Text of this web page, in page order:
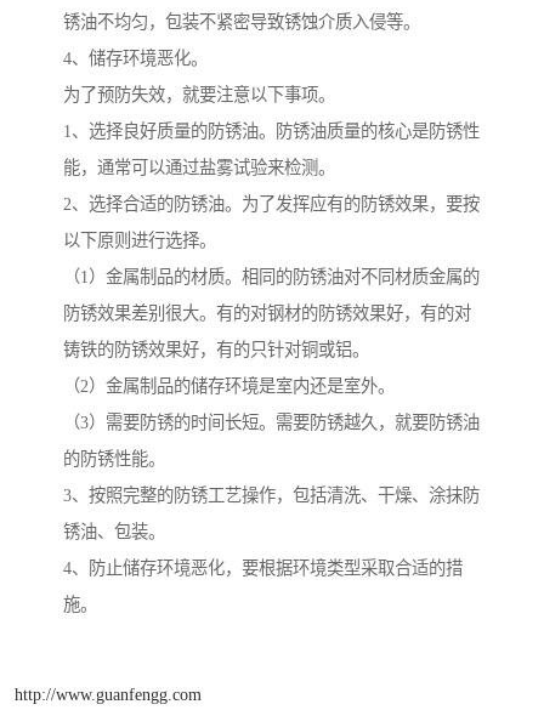
锈油不均匀，包装不紧密导致锈蚀介质入侵等。
4、储存环境恶化。
为了预防失效，就要注意以下事项。
1、选择良好质量的防锈油。防锈油质量的核心是防锈性
能，通常可以通过盐雾试验来检测。
2、选择合适的防锈油。为了发挥应有的防锈效果，要按
以下原则进行选择。
（1）金属制品的材质。相同的防锈油对不同材质金属的
防锈效果差别很大。有的对钢材的防锈效果好，有的对
铸铁的防锈效果好，有的只针对铜或铝。
（2）金属制品的储存环境是室内还是室外。
（3）需要防锈的时间长短。需要防锈越久，就要防锈油
的防锈性能。
3、按照完整的防锈工艺操作，包括清洗、干燥、涂抹防
锈油、包装。
4、防止储存环境恶化，要根据环境类型采取合适的措
施。
http://www.guanfengg.com